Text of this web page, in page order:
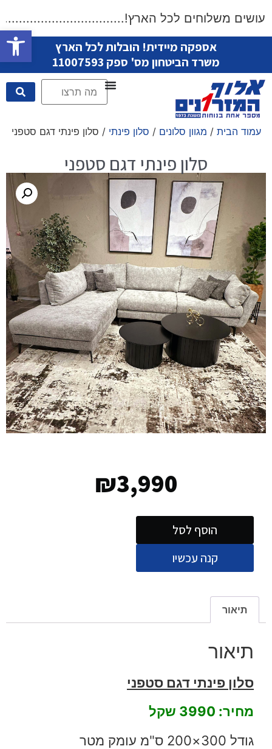
פתח
עושים משלוחים לכל
אספקה מיידית! הובלות לכל הארץ
משרד הביטחון מס' ספק 11007593
עמוד הבית / מגוון סלונים / סלון פינתי / סלון פינתי דגם סטפני
₪3,990
הוסף לסל
קנה עכשיו
סלון פינתי דגם סטפני
תיאור
תיאור
סלון פינתי דגם סטפני
מחיר: 3990 שקל
גודל 300×200 ס"מ עומק מטר